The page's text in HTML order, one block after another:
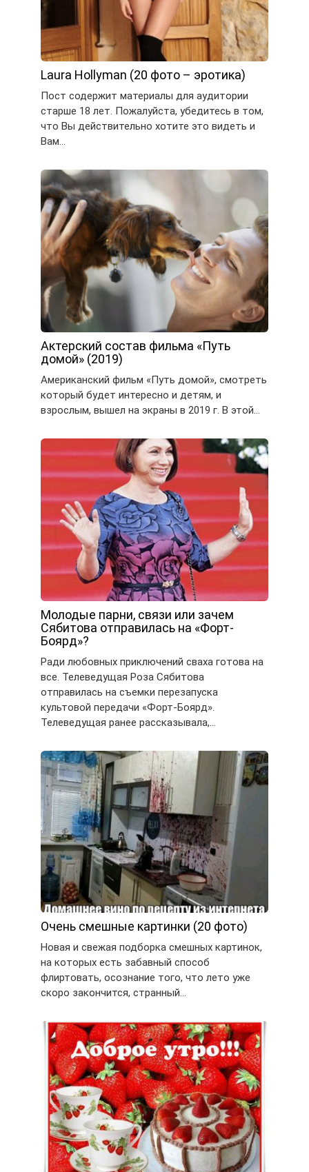
Laura Hollyman (20 фото – эротика)
Пост содержит материалы для аудитории
старше 18 лет. Пожалуйста, убедитесь в том,
что Вы действительно хотите это видеть и
Вам…
Актерский состав фильма «Путь
домой» (2019)
Американский фильм «Путь домой», смотреть
который будет интересно и детям, и
взрослым, вышел на экраны в 2019 г. В этой…
Молодые парни, связи или зачем
Сябитова отправилась на «Форт-
Боярд»?
Ради любовных приключений сваха готова на
все. Телеведущая Роза Сябитова
отправилась на съемки перезапуска
культовой передачи «Форт-Боярд».
Телеведущая ранее рассказывала,…
Очень смешные картинки (20 фото)
Новая и свежая подборка смешных картинок,
на которых есть забавный способ
флиртовать, осознание того, что лето уже
скоро закончится, странный…